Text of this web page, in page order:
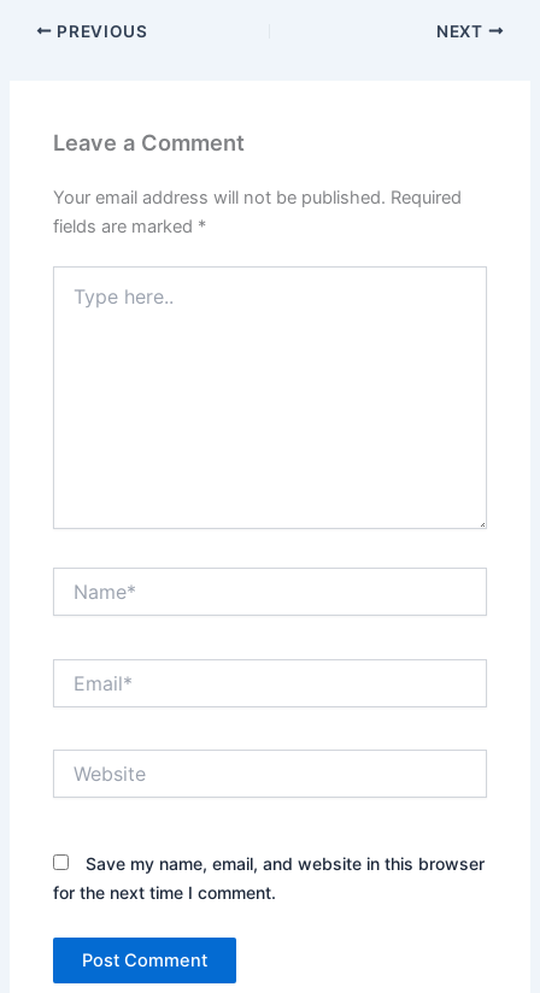
PREVIOUS NEXT
Leave a Comment
Your email address will not be published. Required
fields are marked *
here..
Save my name, email, and website in this browser
for the next time I comment.